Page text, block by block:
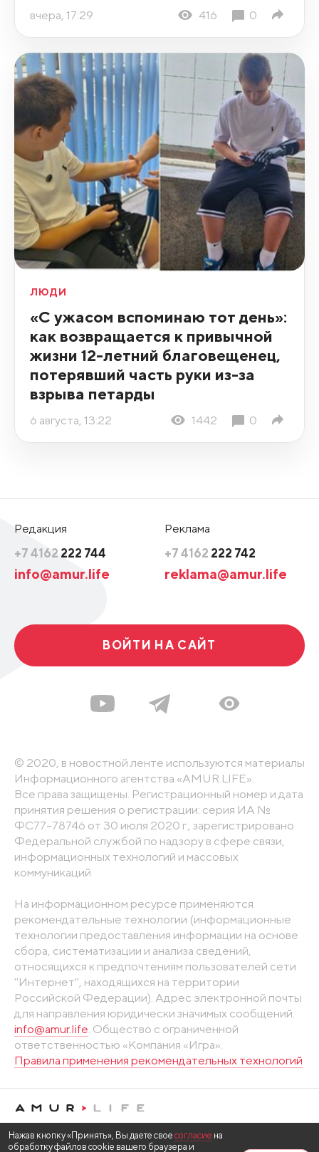
вчера, 17:29 416 0
ЛЮДИ
«С ужасом вспоминаю тот день»:
как возвращается к привычной
жизни 12-летний благовещенец,
потерявший часть руки из-за
взрыва петарды
6 августа, 13:22 1442 0
Редакция
+7 4162 222 744
info@amur.life
Реклама
+7 4162 222 742
reklama@amur.life
ВОЙТИ НА САЙТ
© 2020, в новостной ленте используются материалы
Информационного агентства «AMUR.LIFE».
Все права защищены. Регистрационный номер и дата
принятия решения о регистрации: серия ИА №
ФС77-78746 от 30 июля 2020 г., зарегистрировано
Федеральной службой по надзору в сфере связи,
информационных технологий и массовых
коммуникаций
На информационном ресурсе применяются
рекомендательные технологии (информационные
технологии предоставления информации на основе
сбора, систематизации и анализа сведений,
относящихся к предпочтениям пользователей сети
"Интернет", находящихся на территории
Российской Федерации). Адрес электронной почты
для направления юридически значимых сообщений:
info@amur.life. Общество с ограниченной
ответственностью «Компания «Игра».
Правила применения рекомендательных технологий
Нажав кнопку «Принять», Вы даете свое согласие на
обработку файлов cookie вашего браузера и